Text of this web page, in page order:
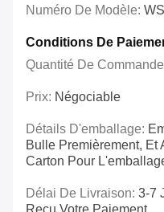
Numéro De Modèle:
Conditions De
Quantité De
Prix: Négociable
Détails D'emballage:
Bulle Premièrement, Et
Carton Pour
Délai De Livraison: 3-7